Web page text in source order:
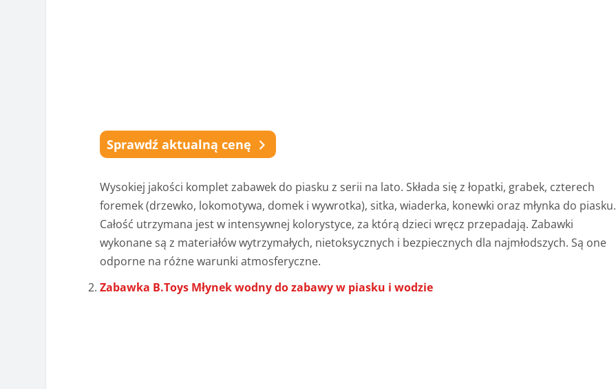
Sprawdź aktualną cenę
Wysokiej jakości komplet zabawek do piasku z serii na lato. Składa się z łopatki, grabek, czterech
foremek (drzewko, lokomotywa, domek i wywrotka), sitka, wiaderka, konewki oraz młynka do piasku.
Całość utrzymana jest w intensywnej kolorystyce, za którą dzieci wręcz przepadają. Zabawki
wykonane są z materiałów wytrzymałych, nietoksycznych i bezpiecznych dla najmłodszych. Są one
odporne na różne warunki atmosferyczne.
Zabawka B.Toys Młynek wodny do zabawy w piasku i wodzie